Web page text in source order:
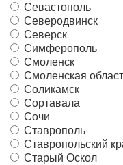
Севастополь
Северодвинск
Северск
Симферополь
Смоленск
Смоленская
Соликамск
Сортавала
Сочи
Ставрополь
Ставропольский
Старый Оскол